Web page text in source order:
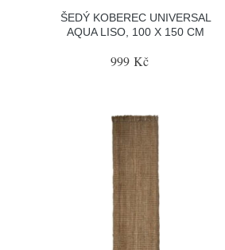
ŠEDÝ KOBEREC UNIVERSAL
AQUA LISO, 100 X 150 CM
999 Kč